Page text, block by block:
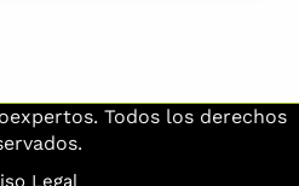
Todos los derechos
Legal